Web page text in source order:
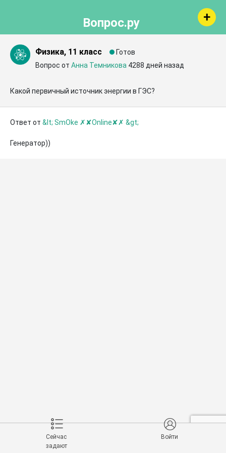
Вопрос.ру
Физика, 11 класс
Готов
Вопрос от Анна Темникова 4288 дней назад
Какой первичный источник энергии в ГЭС?
Ответ от &lt; SmOke ✗✘Online✘✗ &gt;
Генератор))
Сейчас
задают
Войти